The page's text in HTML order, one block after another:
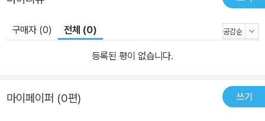
구매자 (0) 전체 (0)
등록된 평이 없습니다.
마이페이퍼 (0편) 쓰기